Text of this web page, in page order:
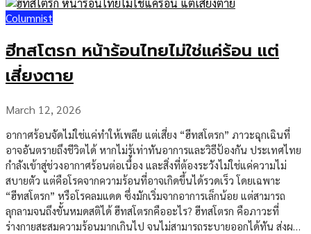
กังวลที่สุดไม่ใช่เพียงการปะทะทางทหาร แต่คือผลกระทบที่ลามเข้า
สู่ ระบบพลังงานโลก โดยเฉพาะน้ำมันดิบ ก๊าซธรรมชาติ เส้นทางเดินเรือ
ราคาน้ำมันจะตอบสนองทันที แม้อุปทานจริงอาจยังไม่หายไปจากตลาด
ทั้งหมด พูดง่าย ๆ คือ วันนี้โลกอาจยังไม่เข้าสู่สงครามโลกเต็มรูปแบบ แต่
กำลังอยู่ในภาวะ สงครามพลังงาน อย่างชัดเจน ทำไมสงคราม
ตะวันออกกลางเป็นหนึ่งในศูนย์กลางการผลิตและขนส่งน้ำมันที่สำคัญที่สุด
ของโลก เมื่อความขัดแย้งเพิ่มความรุนแรง นักลงทุนและตลาดซื้อขายล่วง
หน้าจะรีบสะท้อน “ความเสี่ยง” เข้าไปในราคา นั่นหมายความว่า ต่อให้ยัง
ไม่มีภาพน้ำมันหายจากตลาดทันที ราคาก็สามารถพุ่งขึ้นได้ก่อนแล้ว
เพราะตลาดไม่รอให้เกิดวิกฤตจริงค่อยปรับตัว แต่จะประเมินล่วงหน้าว่า
อะไรอาจเกิดขึ้นถัดไป จุดที่ทั่วโลกจับตามากที่สุดคือเส้นทางเดินเรือสำคัญ
ในภูมิภาค ซึ่งหากเกิดการสะดุดแม้เพียงช่วงสั้น ๆ ก็อาจทำให้ทั้งราคา
น้ำมัน ค่าระวางเรือ และต้นทุนประกันภัยพุ่งขึ้นพร้อมกัน น้ำมันไทยจะ
Columnist
ฮีทสโตรก หน้าร้อนไทยไม่ใช่แค่ร้อน แต่
เสี่ยงตาย
March 12, 2026
อากาศร้อนจัดไม่ใช่แค่ทำให้เพลีย แต่เสี่ยง “ฮีทสโตรก” ภาวะฉุกเฉินที่
อาจอันตรายถึงชีวิตได้ หากไม่รู้เท่าทันอาการและวิธีป้องกัน ประเทศไทย
กำลังเข้าสู่ช่วงอากาศร้อนต่อเนื่อง และสิ่งที่ต้องระวังไม่ใช่แค่ความไม่
สบายตัว แต่คือโรคจากความร้อนที่อาจเกิดขึ้นได้รวดเร็ว โดยเฉพาะ
“ฮีทสโตรก” หรือโรคลมแดด ซึ่งมักเริ่มจากอาการเล็กน้อย แต่สามารถ
ลุกลามจนถึงขั้นหมดสติได้ ฮีทสโตรกคืออะไร? ฮีทสโตรก คือภาวะที่
ร่างกายสะสมความร้อนมากเกินไป จนไม่สามารถระบายออกได้ทัน ส่งผล